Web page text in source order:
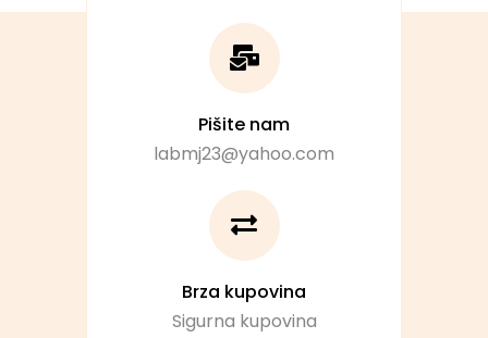
Pišite nam
labmj23@yahoo.com
Brza kupovina
Sigurna kupovina